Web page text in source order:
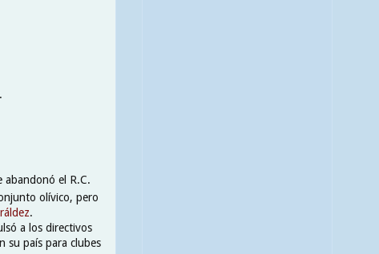
abandonó el R.C.
olívico, pero
.
a los directivos
su país para clubes